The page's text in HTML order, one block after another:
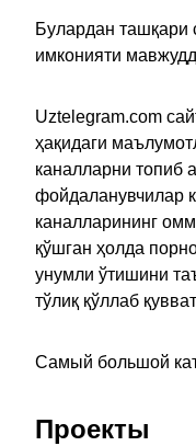
Булардан ташқари
имконияти
Uztelegram.com
ҳақидаги
каналларни топиб
фойдаланувчилар
каналларининг
қўшган ҳолда
унумли ўтишини
тўлиқ қўллаб
Самый большой
Проекты